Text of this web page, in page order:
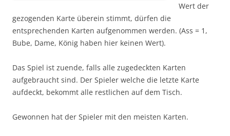
Wert der
gezogenden Karte überein stimmt, dürfen die
entsprechenden Karten aufgenommen werden. (Ass = 1,
Bube, Dame, König haben hier keinen Wert).
Das Spiel ist zuende, falls alle zugedeckten Karten
aufgebraucht sind. Der Spieler welche die letzte Karte
aufdeckt, bekommt alle restlichen auf dem Tisch.
Gewonnen hat der Spieler mit den meisten Karten.